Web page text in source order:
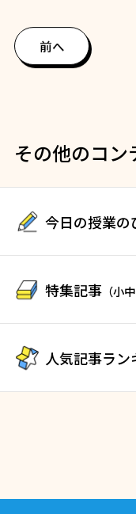
前へ
その他のコン
今日の授業の
特集記事 （小
人気記事ラン